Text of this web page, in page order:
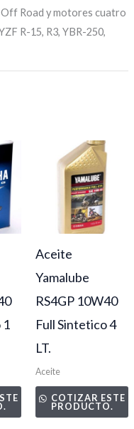
Road y motores cuatro
R-15, R3, YBR-250,
1
Aceite
Yamalube
RS4GP 10W40
Full Sintetico 4
LT.
Aceite
COTIZAR ESTE
PRODUCTO.